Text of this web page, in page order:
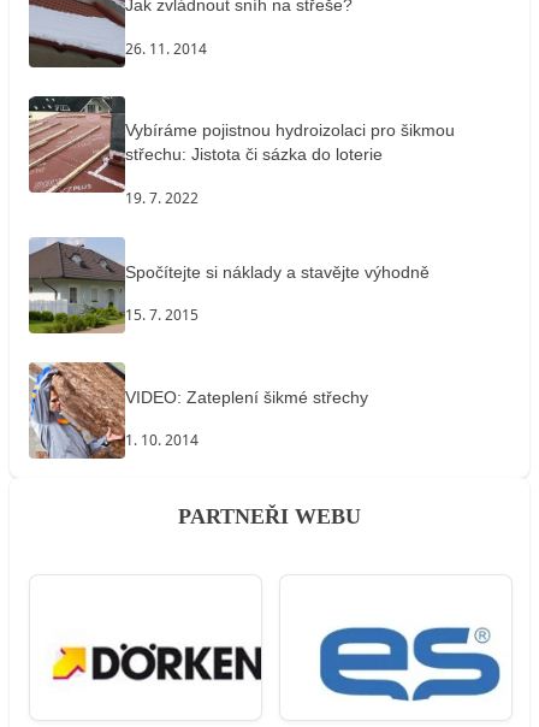
Jak zvládnout sníh na střeše?
26. 11. 2014
Vybíráme pojistnou hydroizolaci pro šikmou
střechu: Jistota či sázka do loterie
19. 7. 2022
Spočítejte si náklady a stavějte výhodně
15. 7. 2015
VIDEO: Zateplení šikmé střechy
1. 10. 2014
PARTNEŘI WEBU